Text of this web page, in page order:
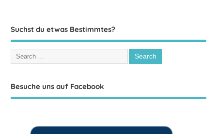
Suchst du etwas Bestimmtes?
Besuche uns auf Facebook